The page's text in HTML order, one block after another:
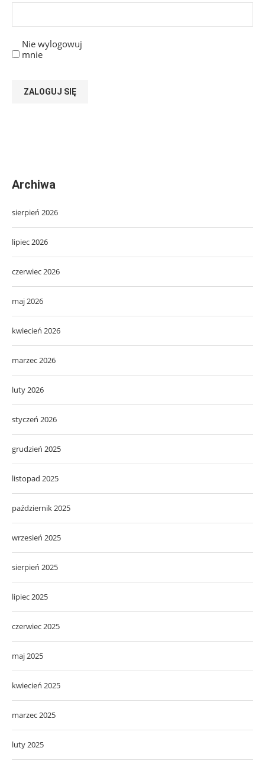
Nie wylogowuj
mnie
ZALOGUJ SIĘ
Archiwa
sierpień 2026
lipiec 2026
czerwiec 2026
maj 2026
kwiecień 2026
marzec 2026
luty 2026
styczeń 2026
grudzień 2025
listopad 2025
październik 2025
wrzesień 2025
sierpień 2025
lipiec 2025
czerwiec 2025
maj 2025
kwiecień 2025
marzec 2025
luty 2025